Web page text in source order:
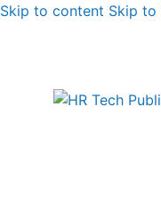
Skip to content Skip